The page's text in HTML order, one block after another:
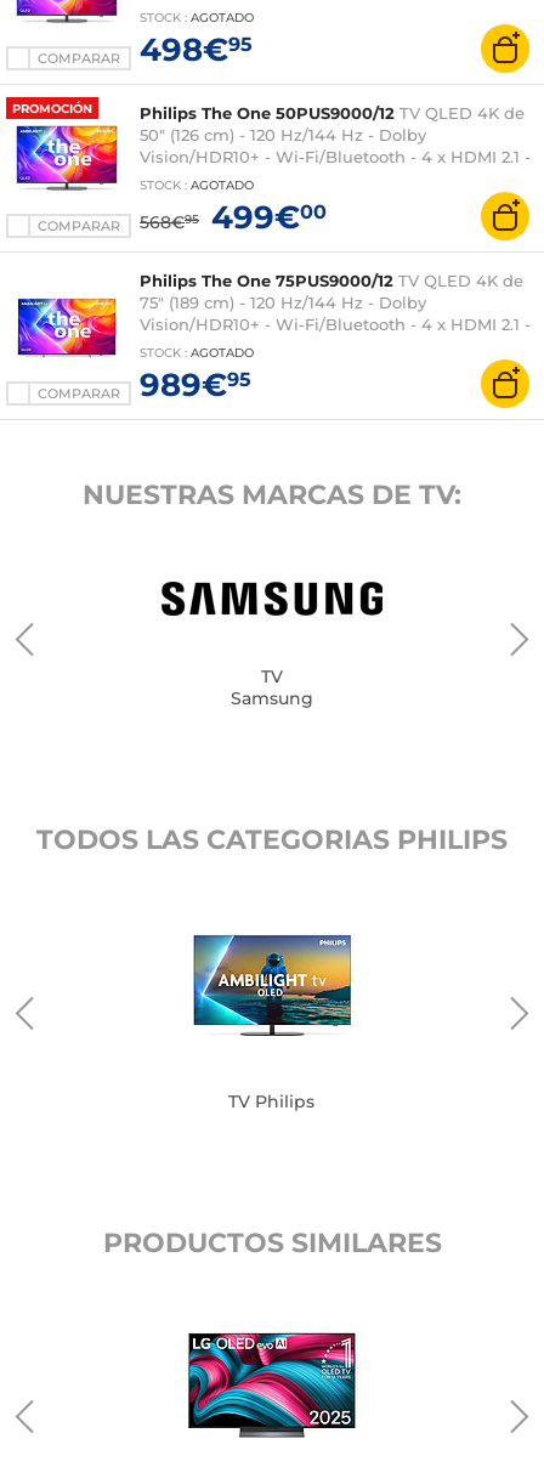
COMPARAR
Asistente de Google integrado - Ambilight 3
lados - Sonido 2.0 20 W Dolby Atmos
STOCK : AGOTADO
498€95
PROMOCIÓN
COMPARAR
Philips The One 50PUS9000/12 TV QLED 4K de
50" (126 cm) - 120 Hz/144 Hz - Dolby
Vision/HDR10+ - Wi-Fi/Bluetooth - 4 x HDMI 2.1 -
Asistente de Google integrado - Ambilight 3
lados - Sonido 2.0 20 W Dolby Atmos
STOCK : AGOTADO
568€95 499€00
COMPARAR
Philips The One 75PUS9000/12 TV QLED 4K de
75" (189 cm) - 120 Hz/144 Hz - Dolby
Vision/HDR10+ - Wi-Fi/Bluetooth - 4 x HDMI 2.1 -
Asistente de Google integrado - Ambilight de 3
caras - Sonido Dolby Atmos 2.1 de 50 W
STOCK : AGOTADO
989€95
NUESTRAS MARCAS DE TV:
TV
Samsung
TODOS LAS CATEGORIAS PHILIPS
TV Philips
PRODUCTOS SIMILARES